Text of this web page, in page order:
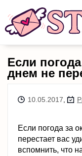
Если
днем не
10.05.2017
Если погода за
перестает вас
вспомнить, что